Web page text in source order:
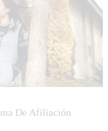
De Afiliación